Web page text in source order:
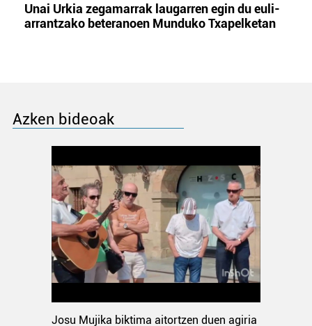
Unai Urkia zegamarrak laugarren egin du euli-
arrantzako beteranoen Munduko Txapelketan
Azken bideoak
Josu Mujika biktima aitortzen duen agiria